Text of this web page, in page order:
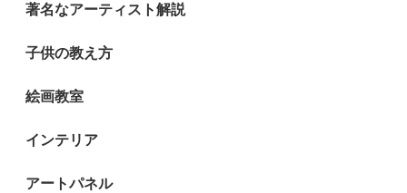
著名なアーティスト解説
子供の教え方
絵画教室
インテリア
アートパネル